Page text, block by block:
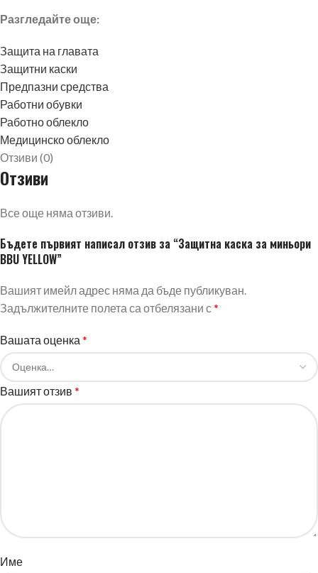
Разгледайте още:
Защита на главата
Защитни каски
Предпазни средства
Работни обувки
Работно облекло
Медицинско облекло
Отзиви (0)
Отзиви
Все още няма отзиви.
Бъдете първият написал отзив за “Защитна каска за миньори
BBU YELLOW”
Вашият имейл адрес няма да бъде публикуван.
Задължителните полета са отбелязани с*
Вашата оценка *
Вашият отзив *
Име